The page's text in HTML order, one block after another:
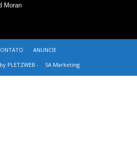
Moran
ANUNCIE
PLETZWEB -
SA Marketing